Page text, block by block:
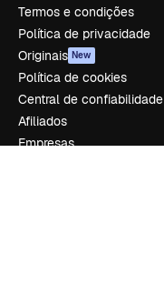
Termos e condições
Política de privacidade
Originais New
Política de cookies
Central de confiabilidade
Afiliados
Empresas